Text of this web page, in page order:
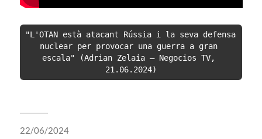
"L'OTAN està atacant Rússia i la seva defensa
nuclear per provocar una guerra a gran
escala" (Adrian Zelaia – Negocios TV,
21.06.2024)
22/06/2024